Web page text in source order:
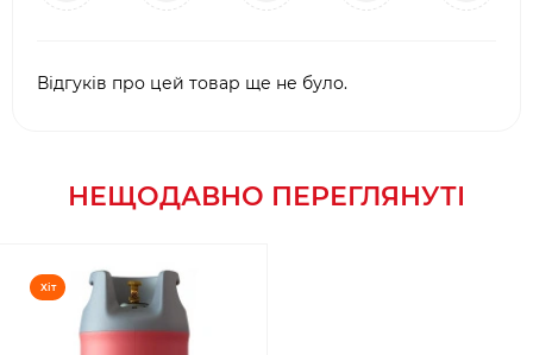
Відгуків про цей товар ще не було.
НЕЩОДАВНО ПЕРЕГЛЯНУТІ
Хіт